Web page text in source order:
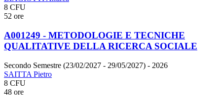
8 CFU
52 ore
A001249 - METODOLOGIE E TECNICHE
QUALITATIVE DELLA RICERCA SOCIALE
Secondo Semestre (23/02/2027 - 29/05/2027) - 2026
SAITTA Pietro
8 CFU
48 ore